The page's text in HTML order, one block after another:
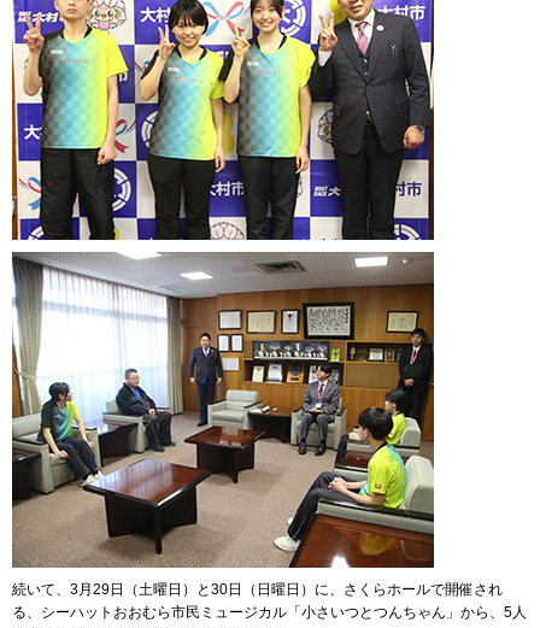
続いて、3月29日（土曜日）と30日（日曜日）に、さくらホールで開催され
る、シーハットおおむら市民ミュージカル「小さいつとつんちゃん」から、5人